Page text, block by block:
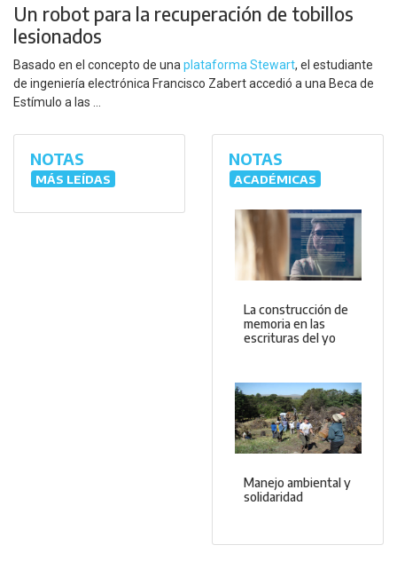
Un robot para la recuperación de tobillos
lesionados
Basado en el concepto de unaplataforma Stewart, el estudiante
de ingeniería electrónica Francisco Zabert accedió a una Beca de
Estímulo a las ...
NOTAS
MÁS LEÍDAS
NOTAS
ACADÉMICAS
La construcción de
memoria en las
escrituras del yo
Manejo ambiental y
solidaridad